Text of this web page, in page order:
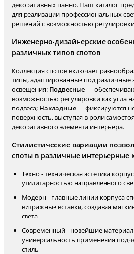
декоративных панно. Наш каталог
для реализации профессиональных
решений с возможностью
Инженерно-дизайнерские
различных типов спотов
Коллекция спотов включает
типы, адаптированные под различные
освещения: Подвесные—
возможностью регулировки как угла
подвеса; Накладные— фиксируются
поверхность, выступая в роли
декоративного элемента интерьера.
Стилистические вариации
споты в различные интерьерные
Техно - техническая эстетика
утилитарностью направленного
Модерн - плавные линии корпуса
витражные вставки, создавая
света
Современный - новейшие
универсальность применения
стиль